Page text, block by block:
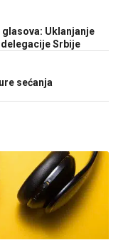
Uklanjanje
Srbije
sećanja